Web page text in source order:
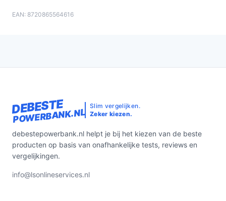
EAN: 8720865564616
DEBESTE
POWERBANK.NL
Slim vergelijken.
Zeker kiezen.
debestepowerbank.nl helpt je bij het kiezen van de beste
producten op basis van onafhankelijke tests, reviews en
vergelijkingen.
info@lsonlineservices.nl